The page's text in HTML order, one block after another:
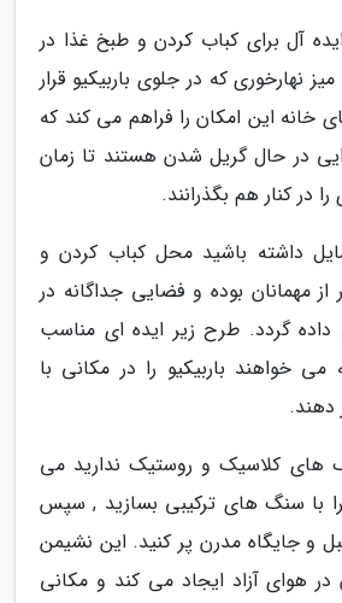
آل برای کباب کردن و طبخ غذا در
نهارخوری که در جلوی باربیکیو قرار
خانه این امکان را فراهم می کند که
در حال گریل شدن هستند تا زمان
در کنار هم بگذرانند.
داشته باشید محل کباب کردن و
از مهمانان بوده و فضایی جداگانه در
گردد. طرح زیر ایده ای مناسب
خواهند باربیکیو را در مکانی با
دهند.
های کلاسیک و روستیک ندارید می
را با سنگ های ترکیبی بسازید , سپس
و جایگاه مدرن پر کنید. این نشیمن
در هوای آزاد ایجاد می کند و مکانی